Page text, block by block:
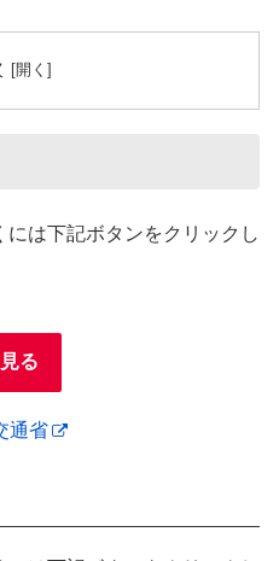
は下記ボタンをクリックし
る
通省